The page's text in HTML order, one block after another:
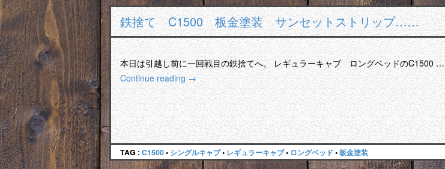
鉄捨て C1500 板金塗装 サンセットストリップ……
本日は引越し前に一回戦目の鉄捨てへ。 レギュラーキャブ ロングベッドのC1500 …
Continue reading→
TAG : C1500• シングルキャブ• レギュラーキャブ• ロングベッド •板金塗装